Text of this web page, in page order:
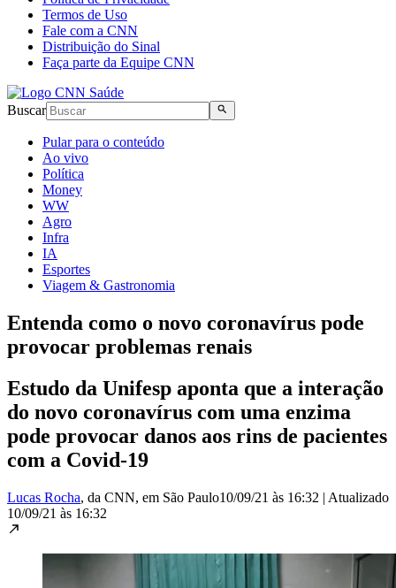
Termos de Uso
Fale com a CNN
Distribuição do Sinal
Faça parte da Equipe CNN
Buscar
Pular para o conteúdo
Ao vivo
Política
Money
WW
Agro
Infra
IA
Esportes
Viagem & Gastronomia
Entenda como o novo coronavírus pode
provocar problemas renais
Estudo da Unifesp aponta que a interação
do novo coronavírus com uma enzima
pode provocar danos aos rins de pacientes
com a Covid-19
Lucas Rocha, da CNN, em São Paulo10/09/21 às 16:32 | Atualizado
10/09/21 às 16:32